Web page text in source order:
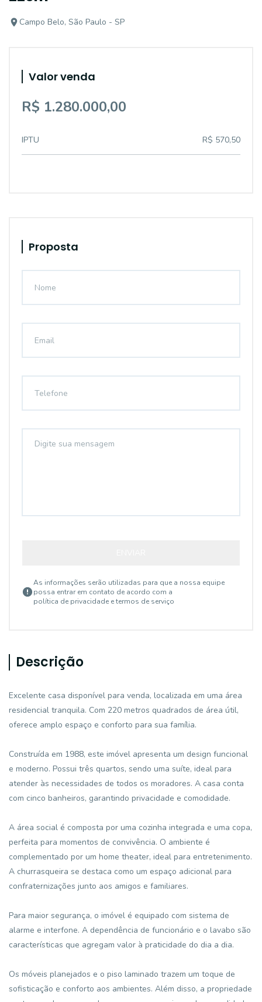
Campo Belo, São Paulo - SP
Valor venda
R$ 1.280.000,00
IPTU R$ 570,50
Proposta
As informações serão utilizadas para que a nossa equipe
possa entrar em contato de acordo com a
política de privacidade e termos de serviço
Descrição
Excelente casa disponível para venda, localizada em uma área
residencial tranquila. Com 220 metros quadrados de área útil,
oferece amplo espaço e conforto para sua família.
Construída em 1988, este imóvel apresenta um design funcional
e moderno. Possui três quartos, sendo uma suíte, ideal para
atender às necessidades de todos os moradores. A casa conta
com cinco banheiros, garantindo privacidade e comodidade.
A área social é composta por uma cozinha integrada e uma copa,
perfeita para momentos de convivência. O ambiente é
complementado por um home theater, ideal para entretenimento.
A churrasqueira se destaca como um espaço adicional para
confraternizações junto aos amigos e familiares.
Para maior segurança, o imóvel é equipado com sistema de
alarme e interfone. A dependência de funcionário e o lavabo são
características que agregam valor à praticidade do dia a dia.
Os móveis planejados e o piso laminado trazem um toque de
sofisticação e conforto aos ambientes. Além disso, a propriedade